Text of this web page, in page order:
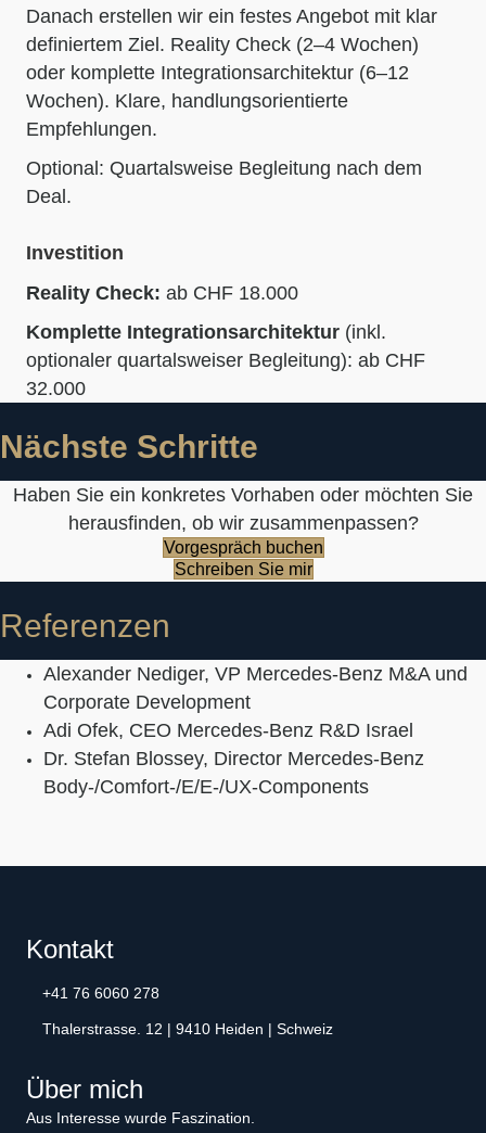
Danach erstellen wir ein festes Angebot mit klar
definiertem Ziel. Reality Check (2–4 Wochen)
oder komplette Integrationsarchitektur (6–12
Wochen). Klare, handlungsorientierte
Empfehlungen.
Optional: Quartalsweise Begleitung nach dem
Deal.
Investition
Reality Check: ab CHF 18.000
Komplette Integrationsarchitektur (inkl.
optionaler quartalsweiser Begleitung): ab CHF
32.000
Nächste Schritte
Haben Sie ein konkretes Vorhaben oder möchten Sie
herausfinden, ob wir zusammenpassen?
Vorgespräch buchen
Schreiben Sie mir
Referenzen
Alexander Nediger, VP Mercedes-Benz M&A und
Corporate Development
Adi Ofek, CEO Mercedes-Benz R&D Israel
Dr. Stefan Blossey, Director Mercedes-Benz
Body-/Comfort-/E/E-/UX-Components
Kontakt
+41 76 6060 278
Thalerstrasse. 12 | 9410 Heiden | Schweiz
Über mich
Aus Interesse wurde Faszination.